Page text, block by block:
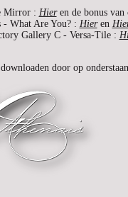
Mirror : Hieren de bonus
- What Are You? : Hieren
Gallery C - Versa-Tile :
door op